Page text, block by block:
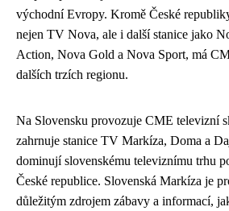
východní Evropy. Kromě České
nejen TV Nova, ale i další stanice jako
Action, Nova Gold a Nova Sport, má
dalších trzích regionu.
Na Slovensku provozuje CME televizní
zahrnuje stanice TV Markíza, Doma a
dominují slovenskému televiznímu trhu
České republice. Slovenská Markíza je
důležitým zdrojem zábavy a informací,